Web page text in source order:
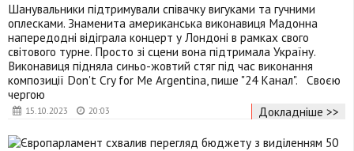
15.10.2023 20:03
Шанувальники підтримували співачку вигуками та гучними
оплесками. Знаменита американська виконавиця Мадонна
напередодні відіграла концерт у Лондоні в рамках свого
світового турне. Просто зі сцени вона підтримала Україну.
Виконавиця підняла синьо-жовтий стяг під час виконання
композиції Don't Cry for Me Argentina, пише "24 Канал". Своєю
чергою
Докладніше >>